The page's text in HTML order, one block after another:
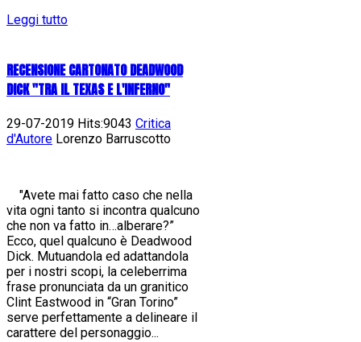
Leggi tutto
RECENSIONE CARTONATO DEADWOOD
DICK "TRA IL TEXAS E L'INFERNO"
29-07-2019 Hits:9043 Critica
d'Autore Lorenzo Barruscotto
"Avete mai fatto caso che nella
vita ogni tanto si incontra qualcuno
che non va fatto in…alberare?”
Ecco, quel qualcuno è Deadwood
Dick. Mutuandola ed adattandola
per i nostri scopi, la celeberrima
frase pronunciata da un granitico
Clint Eastwood in “Gran Torino”
serve perfettamente a delineare il
carattere del personaggio...